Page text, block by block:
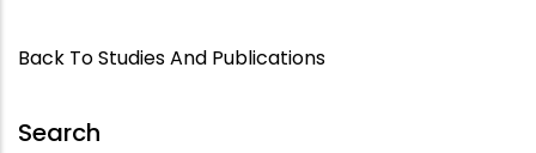
Back To Studies And Publications
Search